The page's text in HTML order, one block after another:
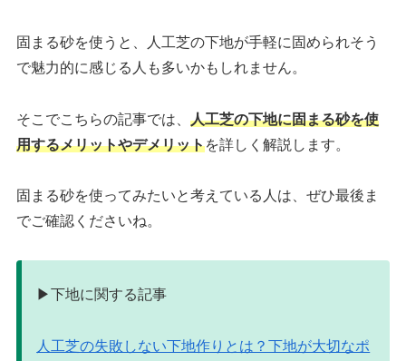
固まる砂を使うと、人工芝の下地が手軽に固められそう
で魅力的に感じる人も多いかもしれません。
そこでこちらの記事では、人工芝の下地に固まる砂を使
用するメリットやデメリットを詳しく解説します。
固まる砂を使ってみたいと考えている人は、ぜひ最後ま
でご確認くださいね。
▶︎下地に関する記事
人工芝の失敗しない下地作りとは？下地が大切なポ